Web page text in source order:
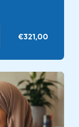
€321,00